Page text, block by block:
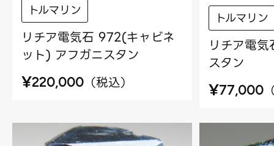
トルマリン
リチア電気石 972(キャビネ
ット) アフガニスタン
¥220,000 （税込）
トルマリン
リチア電
スタン
¥77,000